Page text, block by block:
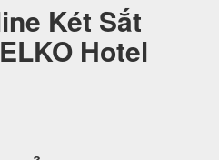
Két Sắt
Hotel